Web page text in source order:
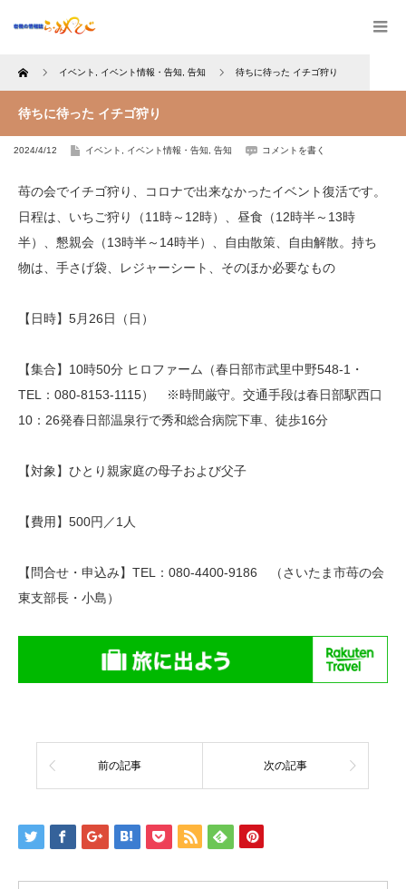
Home イベント イベント情報・告知 告知 待ちに待った イチゴ狩り
待ちに待った イチゴ狩り
2024/4/12 イベント イベント情報・告知 告知 コメントを書く
苺の会でイチゴ狩り、コロナで出来なかったイベント復活です。
日程は、いちご狩り（11時～12時）、昼食（12時半～13時
半）、懇親会（13時半～14時半）、自由散策、自由解散。持ち
物は、手さげ袋、レジャーシート、そのほか必要なもの
【日時】5月26日（日）
【集合】10時50分 ヒロファーム（春日部市武里中野548-1・
TEL：080-8153-1115） ※時間厳守。交通手段は春日部駅西口
10：26発春日部温泉行で秀和総合病院下車、徒歩16分
【対象】ひとり親家庭の母子および父子
【費用】500円／1人
【問合せ・申込み】TEL：080-4400-9186 （さいたま市苺の会
東支部長・小島）
前の記事 次の記事